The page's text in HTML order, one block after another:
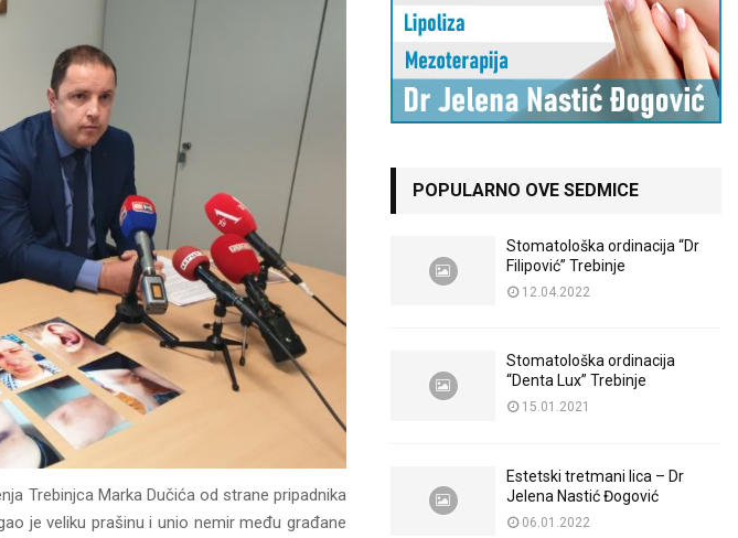
Trebinjca Marka Dučića od strane pripadnika
je veliku prašinu i unio nemir među građane
POPULARNO OVE SEDMICE
Stomatološka ordinacija “Dr
Filipović” Trebinje
12.04.2022
Stomatološka ordinacija
“Denta Lux” Trebinje
15.01.2021
Estetski tretmani lica – Dr
Jelena Nastić Đogović
06.01.2022